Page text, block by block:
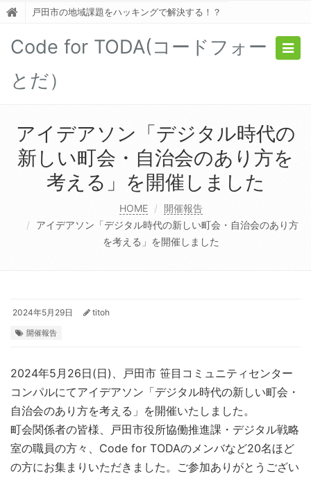
戸田市の地域課題をハッキングで解決する！？
Code for TODA(コードフォー
とだ）
アイデアソン「デジタル時代の
新しい町会・自治会のあり方を
考える」を開催しました
HOME
開催報告
アイデアソン「デジタル時代の新しい町会・自治会のあり方
を考える」を開催しました
2024年5月29日 titoh
開催報告
2024年5月26日(日)、戸田市 笹目コミュニティセンター
コンパルにてアイデアソン「デジタル時代の新しい町会・
自治会のあり方を考える」を開催いたしました。
町会関係者の皆様、戸田市役所協働推進課・デジタル戦略
室の職員の方々、Code for TODAのメンバなど20名ほど
の方にお集まりいただきました。ご参加ありがとうござい